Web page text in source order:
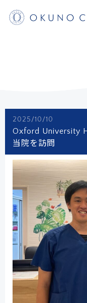
ホーム
ドクター紹介
採用
RECRUIT
アクセス
ACCESS
2025/10/10
Oxford University
当院を訪問